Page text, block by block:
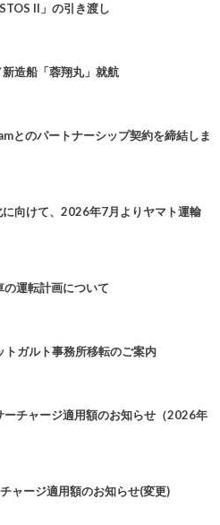
II」の引き渡し
造船「蓉翔丸」就航
とのパートナーシップ契約を締結しま
に向けて、2026年7月よりヤマト運輸
運転計画について
トガルト事務所移転のご案内
チャージ適用額のお知らせ（2026年
ージ適用額のお知らせ(変更)